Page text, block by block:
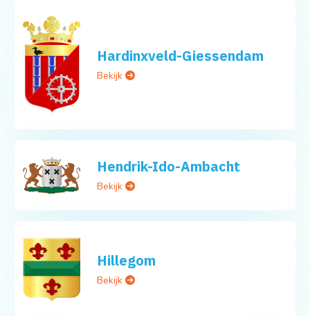
Hardinxveld-Giessendam
Bekijk
Hendrik-Ido-Ambacht
Bekijk
Hillegom
Bekijk